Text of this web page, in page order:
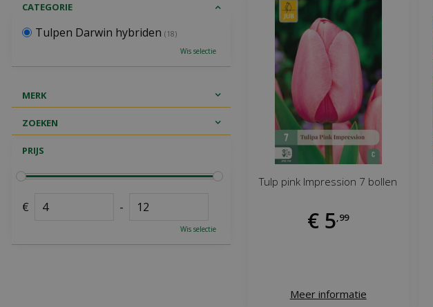
Tulp pink Impression 7 bollen
€ 5 99
Meer informatie
CATEGORIE
Tulpen Darwin hybriden (18)
Wis selectie
MERK
ZOEKEN
PRIJS
€ -
Wis selectie